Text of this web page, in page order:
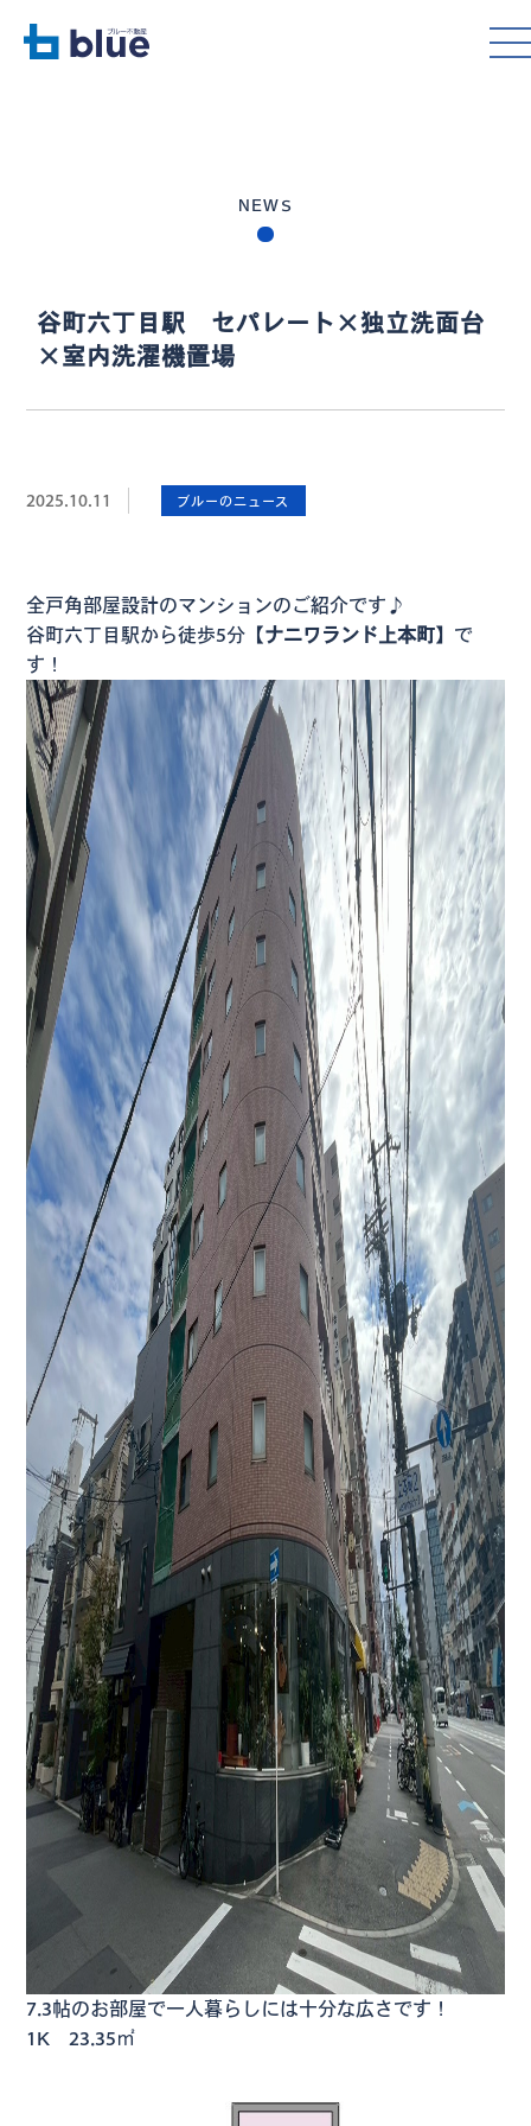
谷町六丁目駅 セパレート×独立洗面台
×室内洗濯機置場
NEWS
2025.10.11 ブルーのニュース
全戸角部屋設計のマンションのご紹介です♪
谷町六丁目駅から徒歩5分【ナニワランド上本町】で
す！
7.3帖のお部屋で一人暮らしには十分な広さです！
1K 23.35㎡